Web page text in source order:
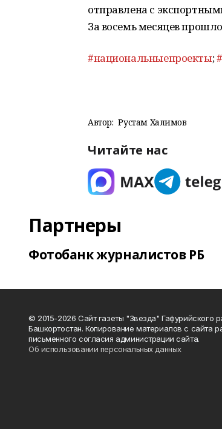
отправлена с
За восемь месяцев
#национальныепроекты;
Автор: Рустам Халимов
Читайте нас
Партнеры
Фотобанк журналистов РБ
© 2015-2026 Сайт газеты "Звезда" Гафурийского
Башкортостан. Копирование материалов с сайта
письменного согласия администрации сайта.
Об использовании персональных данных